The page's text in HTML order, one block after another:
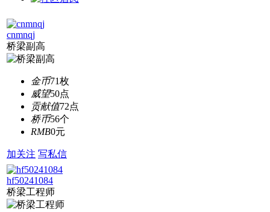
cnmnqj
桥梁副高
金币71枚
威望50点
贡献值72点
桥币56个
RMB0元
加关注 写私信
hf50241084
桥梁工程师